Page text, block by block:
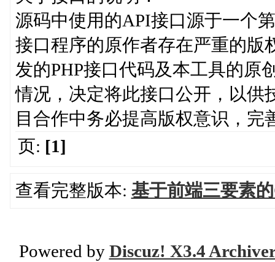
源码中使用的API接口源于一个
接口程序的原作者存在严重的版
发的PHP接口代码及本工具的原
情况，决定将此接口公开，以供
目合作中务必提高版权意识，
页: [1]
查看完整版本: 基于前端三要素
Powered by Discuz! X3.4